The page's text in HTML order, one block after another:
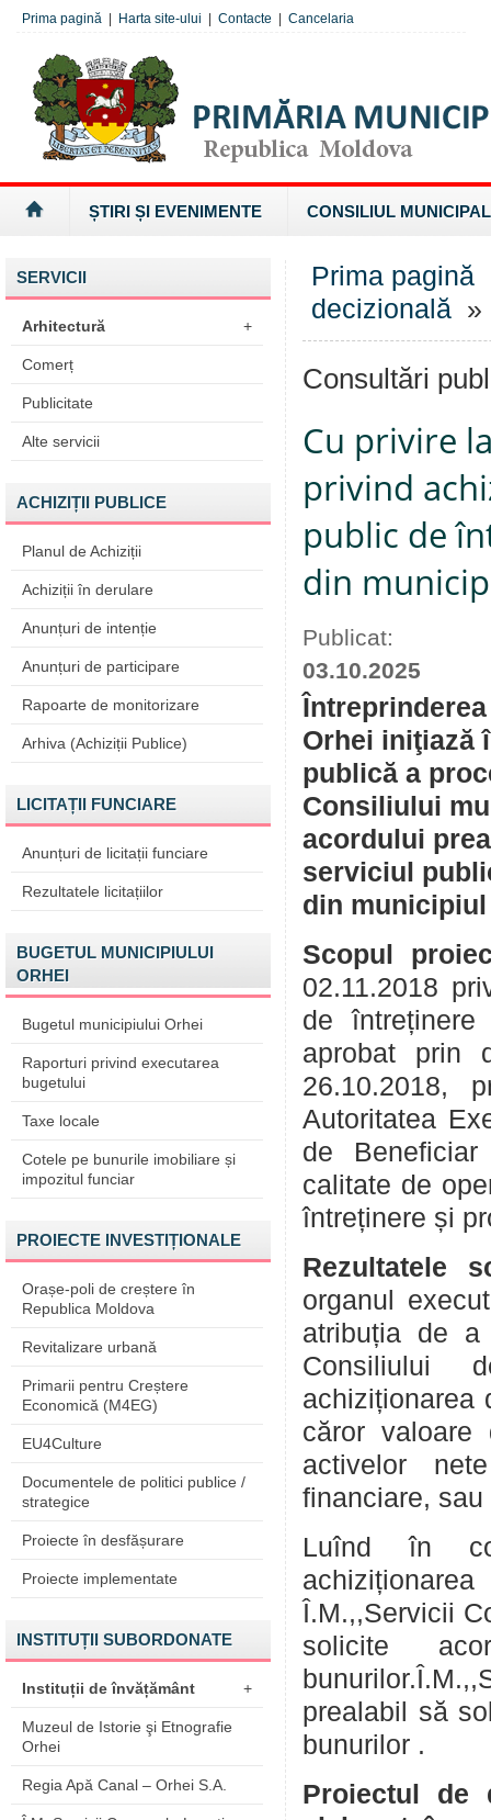
Prima pagină Harta site-ului Contacte Cancelaria
ȘTIRI ȘI EVENIMENTE CONSILIUL MUNICIPAL
SERVICII
Arhitectură +
Comerț
Publicitate
Alte servicii
ACHIZIȚII PUBLICE
Planul de Achiziții
Achiziții în derulare
Anunțuri de intenție
Anunțuri de participare
Rapoarte de monitorizare
Arhiva (Achiziții Publice)
LICITAȚII FUNCIARE
Anunțuri de licitații funciare
Rezultatele licitațiilor
BUGETUL MUNICIPIULUI
ORHEI
Bugetul municipiului Orhei
Raporturi privind executarea
bugetului
Taxe locale
Cotele pe bunurile imobiliare și
impozitul funciar
PROIECTE INVESTIȚIONALE
Orașe-poli de creștere în
Republica Moldova
Revitalizare urbană
Primarii pentru Creștere
Economică (M4EG)
EU4Culture
Documentele de politici publice /
strategice
Proiecte în desfășurare
Proiecte implementate
INSTITUȚII SUBORDONATE
Instituții de învățământ +
Muzeul de Istorie şi Etnografie
Orhei
Regia Apă Canal – Orhei S.A.
Prima pagină
decizională »
Consultări
Cu privire
privind
public de
din
Publicat:
03.10.2025
Orhei iniţiază
publică a
Consiliului
acordului
serviciul
din municipiul
Scopul
02.11.2018
de
aprobat prin
26.10.2018,
Autoritatea
de Beneficiar
calitate de
întreținere și
Rezultatele
organul
atribuția de
Consiliului
achiziționarea
căror
activelor
financiare,
Luînd în
Î.M.,,Servicii
solicite
prealabil să
Proiectul de